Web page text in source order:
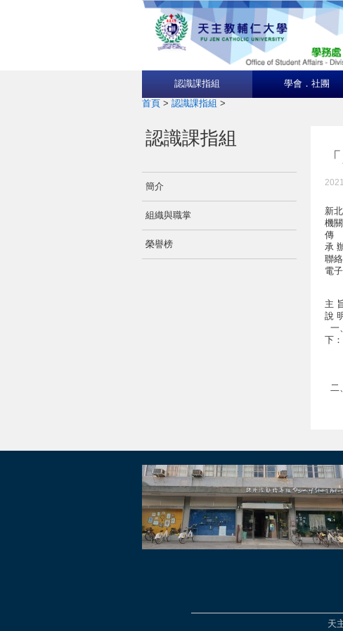
認識課指組 學會．社團
首頁 > 認識課指組 >
認識課指組
簡介
組織與職掌
榮譽榜
新
機
傳
承
聯
電
主
說
一
下：
(
(
(
二
天